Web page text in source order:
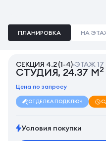
ПЛАНИРОВКА НА
СЕКЦИЯ 4.2 (1-4) ЭТАЖ 17
СТУДИЯ, 24.37 М2
Цена по запросу
ОТДЕЛКА ПОД КЛЮЧ
Условия покупки